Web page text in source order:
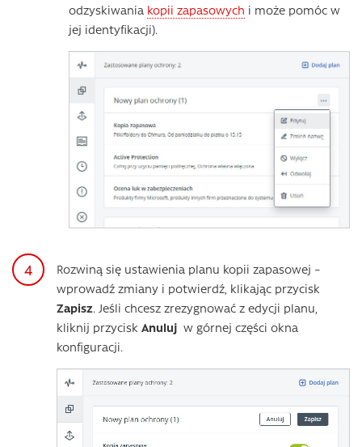
odzyskiwania kopii zapasowych i może pomóc w
jej identyfikacji).
Rozwiną się ustawienia planu kopii zapasowej –
wprowadź zmiany i potwierdź, klikając przycisk
Zapisz. Jeśli chcesz zrezygnować z edycji planu,
kliknij przycisk Anuluj w górnej części okna
konfiguracji.